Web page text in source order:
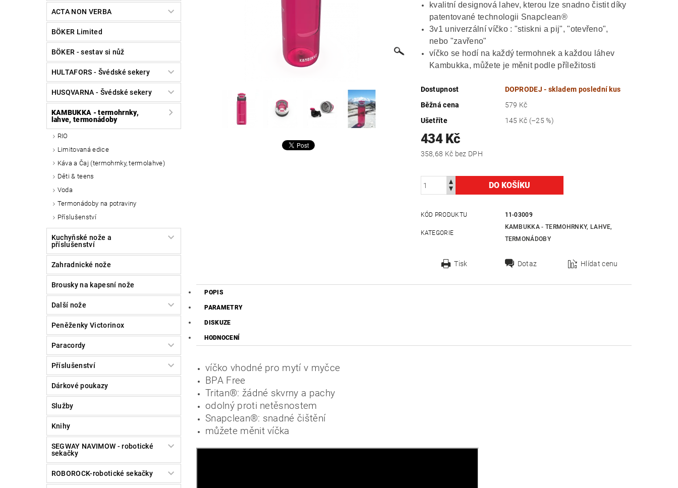
ACTA NON VERBA
BÖKER Limited
BÖKER - sestav si nůž
HULTAFORS - Švédské sekery
HUSQVARNA - Švédské sekery
KAMBUKKA - termohrnky,
lahve, termonádoby
RIO
Limitovaná edice
Káva a Čaj (termohrnky, termolahve)
Děti & teens
Voda
Termonádoby na potraviny
Příslušenství
Kuchyňské nože a
příslušenství
Zahradnické nože
Brousky na kapesní nože
Další nože
Peněženky Victorinox
Paracordy
Příslušenství
Dárkové poukazy
Služby
Knihy
SEGWAY NAVIMOW - robotické
sekačky
ROBOROCK-robotické sekačky
kvalitní designová lahev, kterou lze snadno čistit díky
patentované technologii Snapclean®
3v1 univerzální víčko : "stiskni a pij", "otevřeno",
nebo "zavřeno"
víčko se hodí na každý termohnek a každou láhev
Kambukka, můžete je měnit podle příležitosti
Dostupnost
DOPRODEJ - skladem poslední kus
Běžná cena
579 Kč
Ušetříte
145 Kč (–25 %)
434 Kč
358,68 Kč bez DPH
KÓD PRODUKTU 11-03009
KATEGORIE
KAMBUKKA - TERMOHRNKY, LAHVE,
TERMONÁDOBY
Tisk Dotaz Hlídat cenu
POPIS
PARAMETRY
DISKUZE
HODNOCENÍ
víčko vhodné pro mytí v myčce
BPA Free
Tritan®: žádné skvrny a pachy
odolný proti netěsnostem
Snapclean®: snadné čištění
můžete měnit víčka